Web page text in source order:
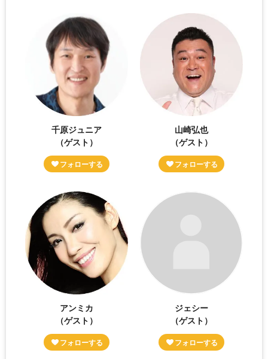
千原ジュニア
（ゲスト）
山崎弘也
（ゲスト）
アンミカ
（ゲスト）
ジェシー
（ゲスト）